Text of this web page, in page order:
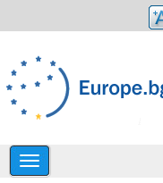
Премини към основното